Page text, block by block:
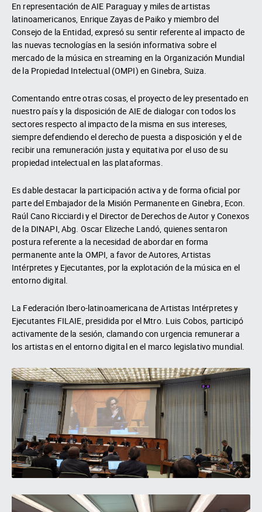
En representación de AIE Paraguay y miles de artistas
latinoamericanos, Enrique Zayas de Paiko y miembro del
Consejo de la Entidad, expresó su sentir referente al impacto de
las nuevas tecnologías en la sesión informativa sobre el
mercado de la música en streaming en la Organización Mundial
de la Propiedad Intelectual (OMPI) en Ginebra, Suiza.
Comentando entre otras cosas, el proyecto de ley presentado en
nuestro país y la disposición de AIE de dialogar con todos los
sectores respecto al impacto de la misma en sus intereses,
siempre defendiendo el derecho de puesta a disposición y el de
recibir una remuneración justa y equitativa por el uso de su
propiedad intelectual en las plataformas.
Es dable destacar la participación activa y de forma oficial por
parte del Embajador de la Misión Permanente en Ginebra, Econ.
Raúl Cano Ricciardi y el Director de Derechos de Autor y Conexos
de la DINAPI, Abg. Oscar Elizeche Landó, quienes sentaron
postura referente a la necesidad de abordar en forma
permanente ante la OMPI, a favor de Autores, Artistas
Intérpretes y Ejecutantes, por la explotación de la música en el
entorno digital.
La Federación Ibero-latinoamericana de Artistas Intérpretes y
Ejecutantes FILAIE, presidida por el Mtro. Luis Cobos, participó
activamente de la sesión, clamando con urgencia remunerar a
los artistas en el entorno digital en el marco legislativo mundial.